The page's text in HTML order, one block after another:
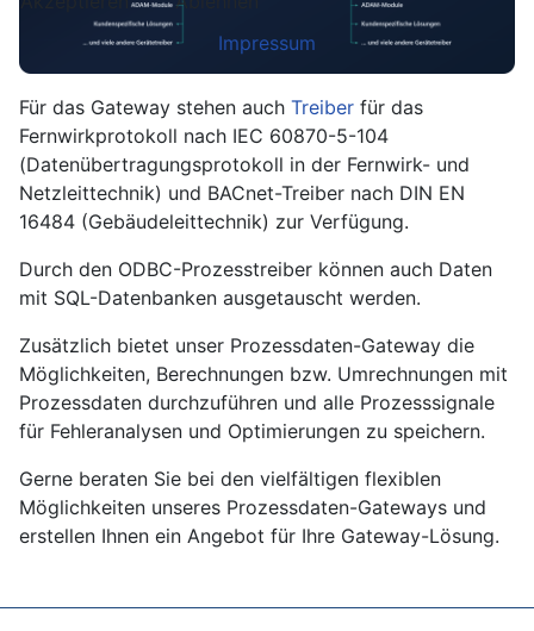
Für das Gateway stehen auch Treiber für das
Fernwirkprotokoll nach IEC 60870-5-104
(Datenübertragungsprotokoll in der Fernwirk- und
Netzleittechnik) und BACnet-Treiber nach DIN EN
16484 (Gebäudeleittechnik) zur Verfügung.
Durch den ODBC-Prozesstreiber können auch Daten
mit SQL-Datenbanken ausgetauscht werden.
Zusätzlich bietet unser Prozessdaten-Gateway die
Möglichkeiten, Berechnungen bzw. Umrechnungen mit
Prozessdaten durchzuführen und alle Prozesssignale
für Fehleranalysen und Optimierungen zu speichern.
Gerne beraten Sie bei den vielfältigen flexiblen
Möglichkeiten unseres Prozessdaten-Gateways und
erstellen Ihnen ein Angebot für Ihre Gateway-Lösung.
Impressum